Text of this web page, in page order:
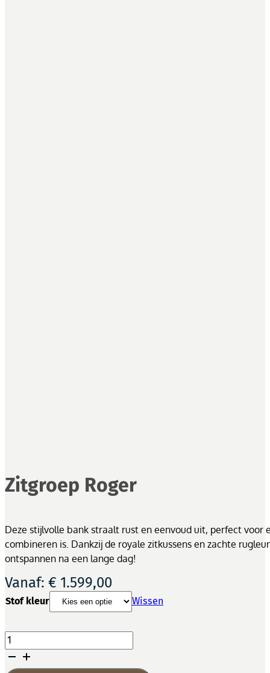
Zitgroep Roger
Deze stijlvolle bank straalt rust en eenvoud uit, perfect
combineren is. Dankzij de royale zitkussens en zachte
ontspannen na een lange dag!
Vanaf: € 1.599,00
Stof kleur Wissen
Zitgroep
Roger
aantal